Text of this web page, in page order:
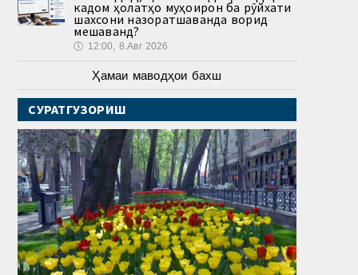
кадом ҳолатҳо муҳоҷирон ба рӯйхати
шахсони назоратшаванда ворид
мешаванд?
🕔 12:00, 8.Авг 2026
Ҳамаи маводҳои бахш
СУРАТГУЗОРИШ